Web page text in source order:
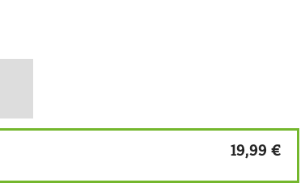
19,99 €